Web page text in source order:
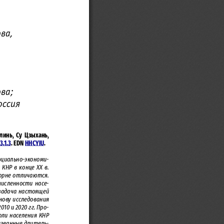
Су Цзыхань,
. EDN HHCYIU.
экономи-
в конце XX в.
отличаются.
насе-
настоящей
исследования
и 2020 гг. Про-
населения КНР
длитель-